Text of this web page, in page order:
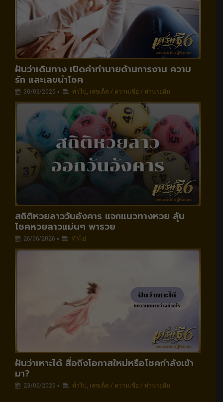
ฝันว่าเดินทาง เปิดคำทำนายด้านการงาน ความ
รัก และเลขนำโชค
30/06/2026 • ทั่วไป เลขเด็ด / ความเชื่อ / ทำนายฝัน
สถิติหวยลาววันอังคาร แจกแนวทางหวย ลุ้น
โชคหวยลาวแม่นๆ พารวย
26/06/2026 • ทั่วไป
ฝันว่าเหาะได้ สื่อถึงโอกาสใหม่หรือโชคกำลังเข้า
มา?
23/06/2026 • ทั่วไป เลขเด็ด / ความเชื่อ / ทำนายฝัน